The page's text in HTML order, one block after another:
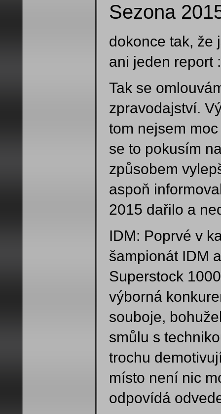
Sezona
dokonce tak, že
ani jeden report
Tak se
zpravodajství.
tom nejsem
se to pokusím
způsobem
aspoň
2015 dařilo a
IDM: Poprvé v
šampionát IDM
Superstock
výborná
souboje,
smůlu s
trochu
místo není nic
odpovídá